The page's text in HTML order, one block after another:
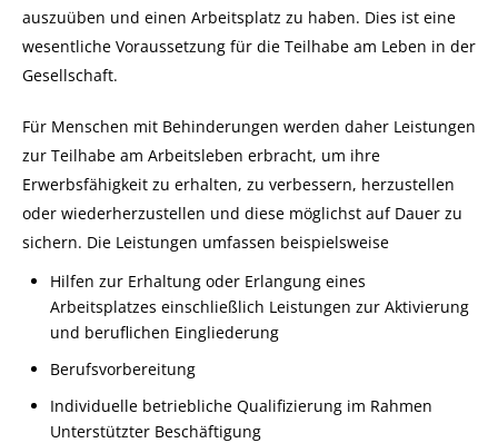
auszuüben und einen Arbeitsplatz zu haben. Dies ist eine
wesentliche Voraussetzung für die Teilhabe am Leben in der
Gesellschaft.
Für Menschen mit Behinderungen werden daher Leistungen
zur Teilhabe am Arbeitsleben erbracht, um ihre
Erwerbsfähigkeit zu erhalten, zu verbessern, herzustellen
oder wiederherzustellen und diese möglichst auf Dauer zu
sichern. Die Leistungen umfassen beispielsweise
Hilfen zur Erhaltung oder Erlangung eines
Arbeitsplatzes einschließlich Leistungen zur Aktivierung
und beruflichen Eingliederung
Berufsvorbereitung
Individuelle betriebliche Qualifizierung im Rahmen
Unterstützter Beschäftigung